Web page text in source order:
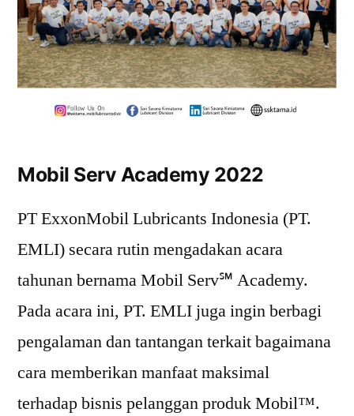
Mobil Serv Academy 2022
PT ExxonMobil Lubricants Indonesia (PT.
EMLI) secara rutin mengadakan acara
tahunan bernama Mobil Serv℠ Academy.
Pada acara ini, PT. EMLI juga ingin berbagi
pengalaman dan tantangan terkait bagaimana
cara memberikan manfaat maksimal
terhadap bisnis pelanggan produk Mobil™.